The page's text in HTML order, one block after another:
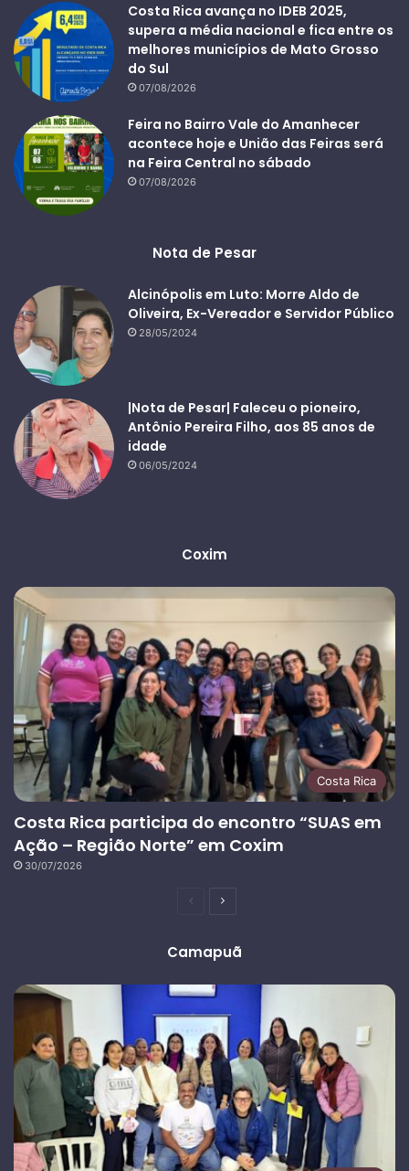
Costa Rica avança no IDEB 2025,
supera a média nacional e fica entre os
melhores municípios de Mato Grosso
do Sul
07/08/2026
Feira no Bairro Vale do Amanhecer
acontece hoje e União das Feiras será
na Feira Central no sábado
07/08/2026
Nota de Pesar
Alcinópolis em Luto: Morre Aldo de
Oliveira, Ex-Vereador e Servidor Público
28/05/2024
|Nota de Pesar| Faleceu o pioneiro,
Antônio Pereira Filho, aos 85 anos de
idade
06/05/2024
Coxim
Costa Rica
Costa Rica participa do encontro “SUAS em
Ação – Região Norte” em Coxim
30/07/2026
PáginaPróxima
Camapuã